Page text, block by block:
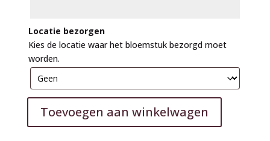
Locatie bezorgen
Kies de locatie waar het bloemstuk bezorgd moet
worden.
Toevoegen aan winkelwagen